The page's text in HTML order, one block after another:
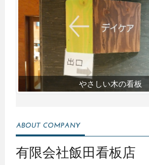
やさしい木の看板
有限会社飯田看板店